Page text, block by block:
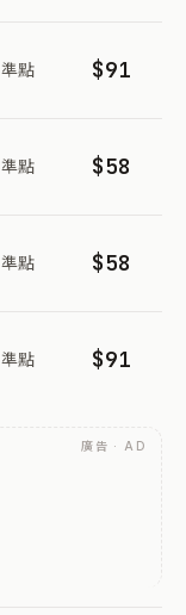
準點 $91
準點 $58
準點 $58
準點 $91
廣告 · AD